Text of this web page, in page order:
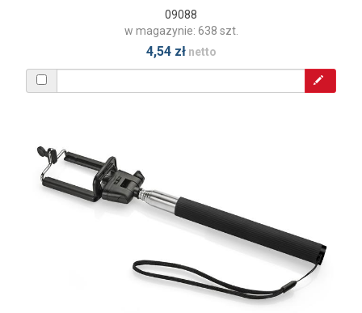
09088
w magazynie: 638 szt.
4,54 złnetto